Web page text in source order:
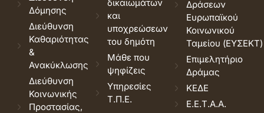
Δόμησης
Διεύθυνση
Καθαριότητας
&
Ανακύκλωσης
Διεύθυνση
Κοινωνικής
Προστασίας,
δικαιωμάτων
και
υποχρεώσεων
του δημότη
Μάθε που
ψηφίζεις
Υπηρεσίες
Τ.Π.Ε.
Δράσεων
Ευρωπαϊκού
Κοινωνικού
Ταμείου (ΕΥΣΕΚΤ)
Επιμελητήριο
Δράμας
ΚΕΔΕ
Ε.Ε.Τ.Α.Α.